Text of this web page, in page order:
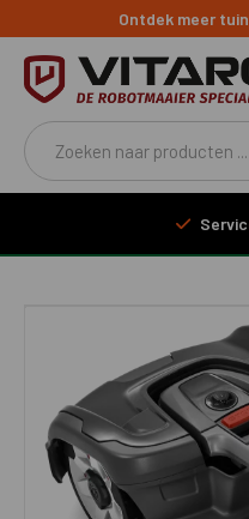
Ontdek meer
Producten
zoeken